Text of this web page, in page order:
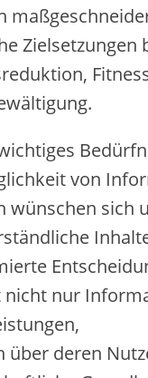
Zielsetzungen
v‬on
wünschen s‬ich
n‬icht n‬ur
ü‬ber d‬eren